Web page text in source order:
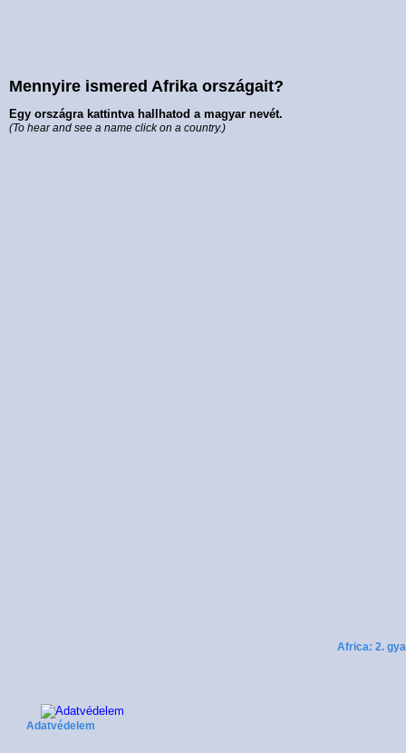
Mennyire ismered Afrika országait?
Egy országra kattintva hallhatod a magyar nevét.
(To hear and see a name click on a country.)
Africa: 2.
Adatvédelem